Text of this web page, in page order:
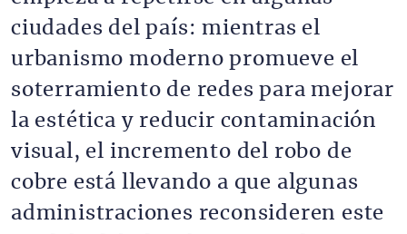
ciudades del país: mientras el
urbanismo moderno promueve el
soterramiento de redes para mejorar
la estética y reducir contaminación
visual, el incremento del robo de
cobre está llevando a que algunas
administraciones reconsideren este